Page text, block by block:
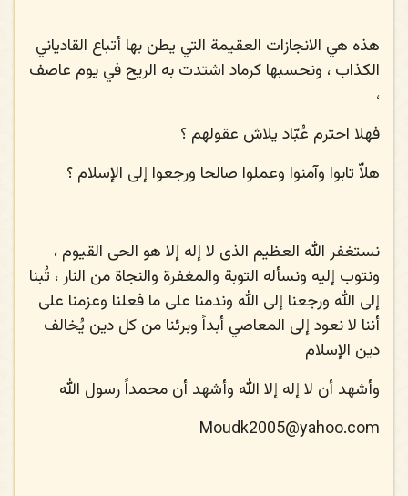
هذه هي الانجازات العقيمة التي يطن بها أتباع القادياني
الكذاب ، ونحسبها كرماد اشتدت به الريح في يوم عاصف
،
فهلا احترم عُبّاد يلاش عقولهم ؟
هلاّ تابوا وآمنوا وعملوا صالحا ورجعوا إلى الإسلام ؟
نستغفر الله العظيم الذى لا إله إلا هو الحى القيوم ،
ونتوب إليه ونسأله التوبة والمغفرة والنجاة من النار ، تُبنا
إلى الله ورجعنا إلى الله وندمنا على ما فعلنا وعزمنا على
أننا لا نعود إلى المعاصي أبداً وبرئنا من كل دين يُخالف
دين الإسلام
وأشهد أن لا إله إلا الله وأشهد أن محمداً رسول الله
Moudk2005@yahoo.com